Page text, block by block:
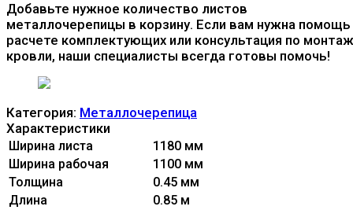
Добавьте нужное количество листов
металлочерепицы в корзину. Если вам нужна помощь
расчете комплектующих или консультация по
кровли, наши специалисты всегда готовы помочь!
Категория: Металлочерепица
Характеристики
Ширина листа
1180 мм
Ширина рабочая
1100 мм
Толщина
0.45 мм
Длина
0.85 м